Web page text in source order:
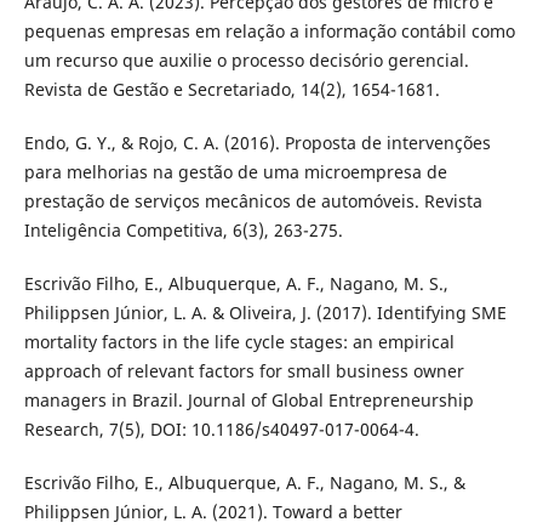
pequenas empresas em relação a informação contábil como
um recurso que auxilie o processo decisório gerencial.
Revista de Gestão e Secretariado, 14(2), 1654-1681.
Endo, G. Y., & Rojo, C. A. (2016). Proposta de intervenções
para melhorias na gestão de uma microempresa de
prestação de serviços mecânicos de automóveis. Revista
Inteligência Competitiva, 6(3), 263-275.
Escrivão Filho, E., Albuquerque, A. F., Nagano, M. S.,
Philippsen Júnior, L. A. & Oliveira, J. (2017). Identifying SME
mortality factors in the life cycle stages: an empirical
approach of relevant factors for small business owner
managers in Brazil. Journal of Global Entrepreneurship
Research, 7(5), DOI: 10.1186/s40497-017-0064-4.
Escrivão Filho, E., Albuquerque, A. F., Nagano, M. S., &
Philippsen Júnior, L. A. (2021). Toward a better